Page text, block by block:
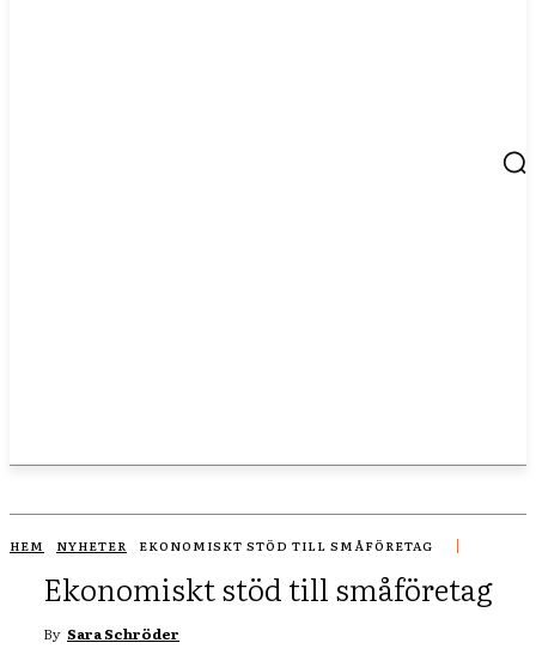
HEM NYHETER EKONOMISKT STÖD TILL SMÅFÖRETAG
Ekonomiskt stöd till småföretag
By Sara Schröder